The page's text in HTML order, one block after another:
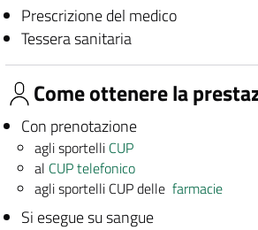
Prescrizione del medico
Tessera sanitaria
Come ottenere la
Con prenotazione
agli sportelli CUP
al CUP telefonico
agli sportelli CUP dellefarmacie
Si esegue su sangue